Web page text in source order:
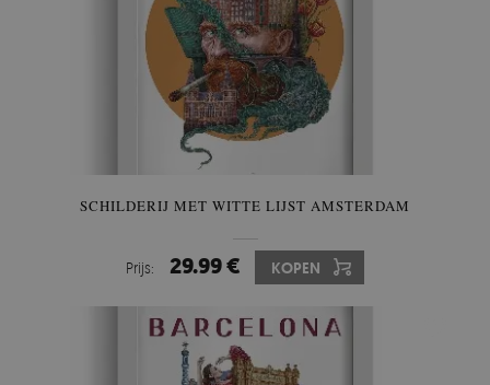
SCHILDERIJ MET WITTE LIJST AMSTERDAM
Prijs: 29.99 € KOPEN